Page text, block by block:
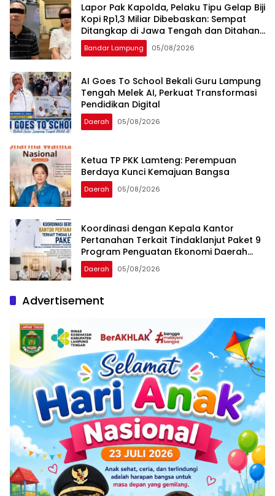
Lapor Pak Kapolda, Pelaku Tipu Gelap Biji
Kopi Rp1,3 Miliar Dibebaskan: Sempat
Ditangkap di Jawa Tengah dan Ditahan
di Polda Lampung
Bandar Lampung 05/08/2026
AI Goes To School Bekali Guru Lampung
Tengah Melek AI, Perkuat Transformasi
Pendidikan Digital
Daerah 05/08/2026
Ketua TP PKK Lamteng: Perempuan
Berdaya Kunci Kemajuan Bangsa
Daerah 05/08/2026
Koordinasi dengan Kepala Kantor
Pertanahan Terkait Tindaklanjut Paket 9
Program Penguatan Ekonomi Daerah
Melalui Layanan Pertanahan dan Tata
Ruang
Daerah 05/08/2026
Advertisement